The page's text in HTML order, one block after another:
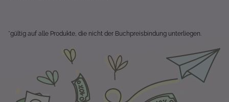
*gültig auf alle Produkte, die nicht der Buchpreisbindung unterliegen.